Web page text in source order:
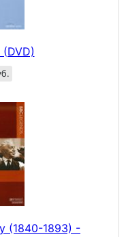
(1840-1893) -